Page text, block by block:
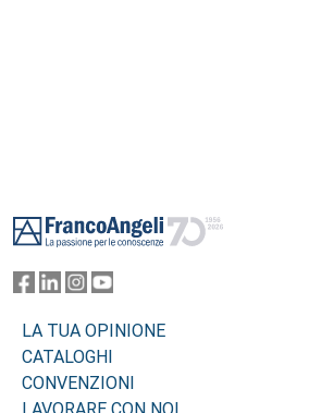
LA TUA OPINIONE
CATALOGHI
CONVENZIONI